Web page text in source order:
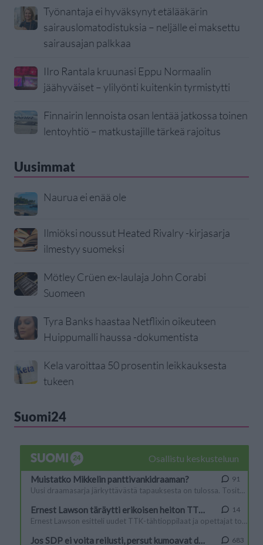
Työnantaja ei hyväksynyt etälääkärin
sairauslomatodistuksia – neljälle ei maksettu
sairausajan palkkaa
IIro Rantala kruunasi Eppu Normaalin
jäähyväiset – ylilyönti kuitenkin tyrmistytti
Finnairin lennoista osan lentää jatkossa toinen
lentoyhtiö – matkustajille tärkeä rajoitus
Uusimmat
Naurua ei enää ole
Ilmiöksi noussut Heated Rivalry -kirjasarja
ilmestyy suomeksi
Mötley Crüen ex-laulaja John Corabi
Suomeen
Tyra Banks haastaa Netflixin oikeuteen
Huippumalli haussa -dokumentista
Kela varoittaa 50 prosentin leikkauksesta
tukeen
Suomi24